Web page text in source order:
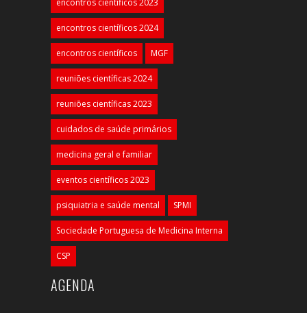
encontros científicos 2024
encontros científicos MGF
reuniões científicas 2024
reuniões científicas 2023
cuidados de saúde primários
medicina geral e familiar
eventos científicos 2023
psiquiatria e saúde mental SPMI
Sociedade Portuguesa de Medicina Interna
CSP
AGENDA